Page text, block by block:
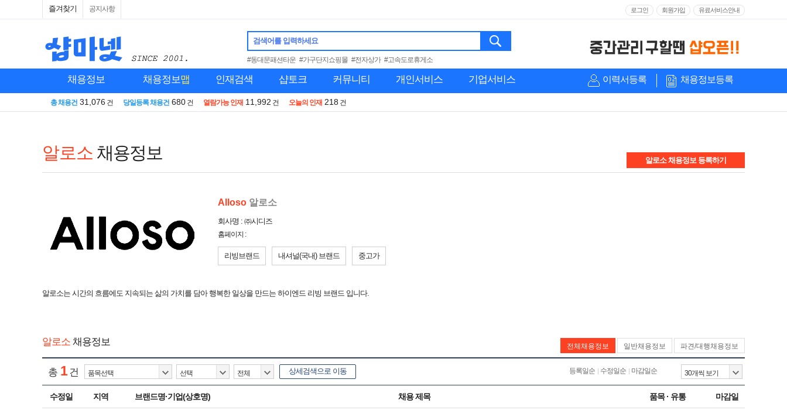
즐겨찾기 공지사항 로그인 회원가입 유료서비스안내
검색어를 입력하세요
#동대문패션타운 #가구단지쇼핑몰 #전자상가 #고속도로휴게소
채용정보 채용정보맵 인재검색 샵토크 커뮤니티 개인서비스 기업서비스 이력서등록 채용정보등록
총 채용건 31,076 건 당일등록 채용건 680 건 열람가능 인재 11,992 건 오늘의 인재 218 건
알로소 채용정보
Alloso 알로소
회사명 : ㈜시디즈
홈페이지 :
리빙브랜드 내셔널(국내) 브랜드 중고가
알로소는 시간의 흐름에도 지속되는 삶의 가치를 담아 행복한 일상을 만드는 하이엔드 리빙 브랜드 입니다.
알로소 채용정보 등록하기
알로소 채용정보 전체채용정보 일반채용정보 파견/대행채용정보
총 1건 상세검색으로 이동 등록일순 수정일순 마감일순
수정일 지역 브랜드명·기업(상호명) 채용 제목 품목 · 유통 마감일